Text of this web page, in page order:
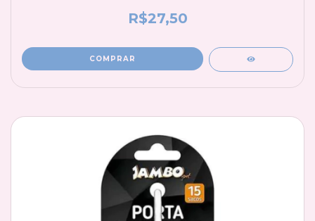
R$27,50